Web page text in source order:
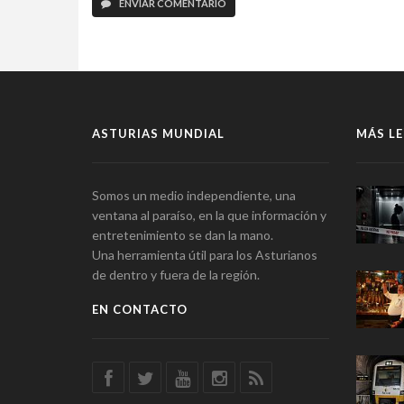
ENVIAR COMENTARIO
ASTURIAS MUNDIAL
Somos un medio independiente, una
ventana al paraíso, en la que información y
entretenimiento se dan la mano.
Una herramienta útil para los Asturianos
de dentro y fuera de la región.
EN CONTACTO
MÁS